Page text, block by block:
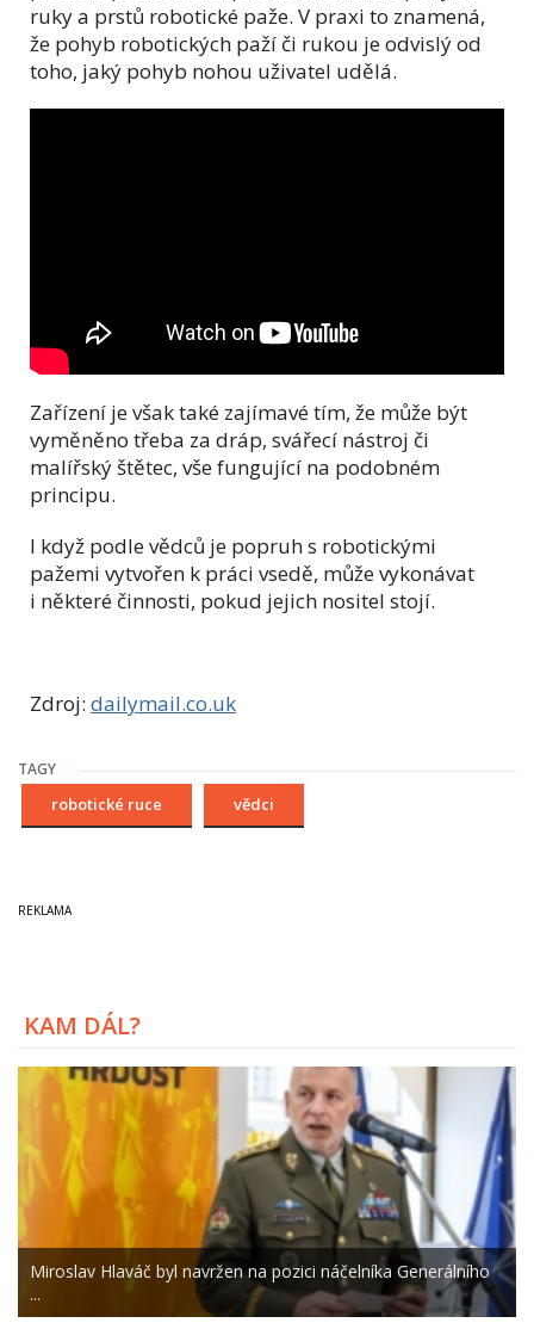
ruky a prstů robotické paže. V praxi to znamená,
že pohyb robotických paží či rukou je odvislý od
toho, jaký pohyb nohou uživatel udělá.
Zařízení je však také zajímavé tím, že může být
vyměněno třeba za dráp, svářecí nástroj či
malířský štětec, vše fungující na podobném
principu.
I když podle vědců je popruh s robotickými
pažemi vytvořen k práci vsedě, může vykonávat
i některé činnosti, pokud jejich nositel stojí.
Zdroj: dailymail.co.uk
TAGY
robotické ruce vědci
KAM DÁL?
Miroslav Hlaváč byl navržen na pozici náčelníka Generálního
...